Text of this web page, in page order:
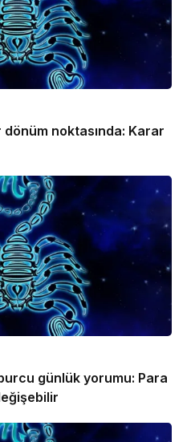
noktasında: Karar
günlük yorumu: Para